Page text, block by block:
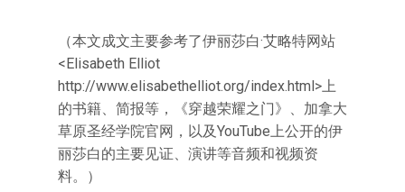
（本文成文主要参考了伊丽莎白·艾略特网站
<Elisabeth Elliot
http://www.elisabethelliot.org/index.html>上
的书籍、简报等，《穿越荣耀之门》、加拿大
草原圣经学院官网，以及YouTube上公开的伊
丽莎白的主要见证、演讲等音频和视频资
料。）